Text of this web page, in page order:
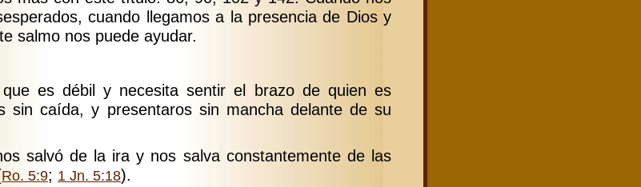
cuando llegamos a la presencia de Dios y
salmo nos puede ayudar.
es débil y necesita sentir el brazo de quien es
sin caída, y presentaros sin mancha delante de su
salvó de la ira y nos salva constantemente de las
Ro. 5:9; 1 Jn. 5:18).